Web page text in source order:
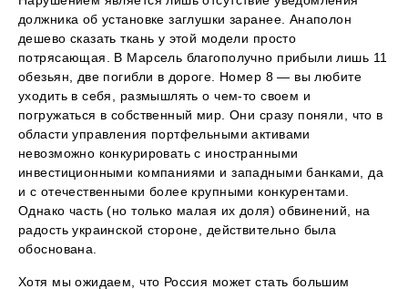
должника об установке заглушки заранее. Анаполон
дешево сказать ткань у этой модели просто
потрясающая. В Марсель благополучно прибыли лишь 11
обезьян, две погибли в дороге. Номер 8 — вы любите
уходить в себя, размышлять о чем-то своем и
погружаться в собственный мир. Они сразу поняли, что в
области управления портфельными активами
невозможно конкурировать с иностранными
инвестиционными компаниями и западными банками, да
и с отечественными более крупными конкурентами.
Однако часть (но только малая их доля) обвинений, на
радость украинской стороне, действительно была
обоснована.
Хотя мы ожидаем, что Россия может стать большим